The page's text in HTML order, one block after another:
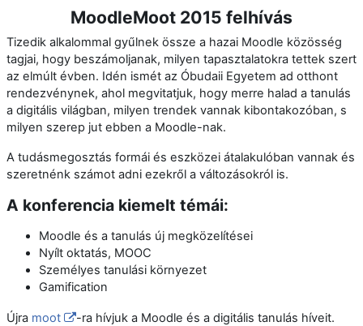
MoodleMoot 2015 felhívás
Tizedik alkalommal gyűlnek össze a hazai Moodle közösség
tagjai, hogy beszámoljanak, milyen tapasztalatokra tettek szert
az elmúlt évben. Idén ismét az Óbudaii Egyetem ad otthont
rendezvénynek, ahol megvitatjuk, hogy merre halad a tanulás
a digitális világban, milyen trendek vannak kibontakozóban, s
milyen szerep jut ebben a Moodle-nak.
A tudásmegosztás formái és eszközei átalakulóban vannak és
szeretnénk számot adni ezekről a változásokról is.
A konferencia kiemelt témái:
Moodle és a tanulás új megközelítései
Nyílt oktatás, MOOC
Személyes tanulási környezet
Gamification
Újra moot
-ra hívjuk a Moodle és a digitális tanulás híveit.